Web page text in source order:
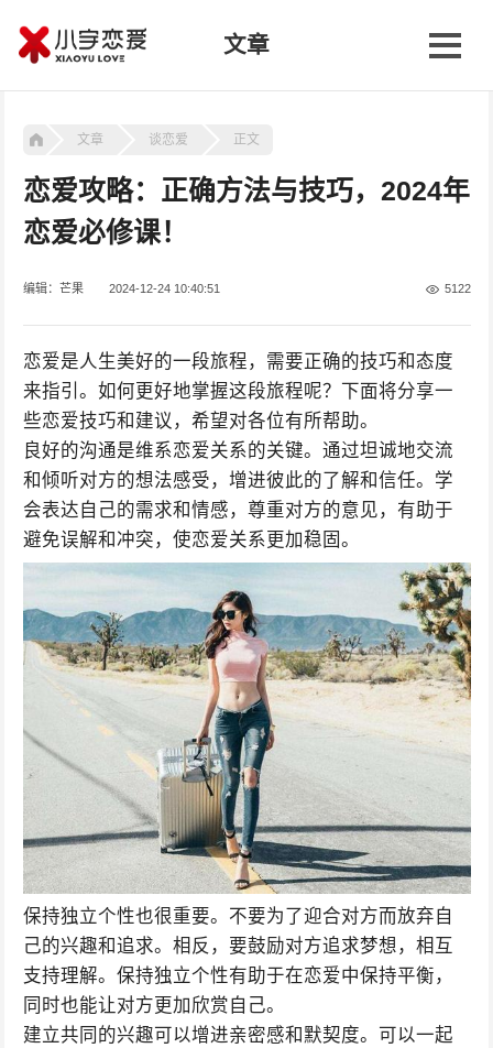
文章
文章 谈恋爱 正文
恋爱攻略：正确方法与技巧，2024年
恋爱必修课！
编辑：芒果 2024-12-24 10:40:51 5122
恋爱是人生美好的一段旅程，需要正确的技巧和态度
来指引。如何更好地掌握这段旅程呢？下面将分享一
些恋爱技巧和建议，希望对各位有所帮助。
良好的沟通是维系恋爱关系的关键。通过坦诚地交流
和倾听对方的想法感受，增进彼此的了解和信任。学
会表达自己的需求和情感，尊重对方的意见，有助于
避免误解和冲突，使恋爱关系更加稳固。
保持独立个性也很重要。不要为了迎合对方而放弃自
己的兴趣和追求。相反，要鼓励对方追求梦想，相互
支持理解。保持独立个性有助于在恋爱中保持平衡，
同时也能让对方更加欣赏自己。
建立共同的兴趣可以增进亲密感和默契度。可以一起